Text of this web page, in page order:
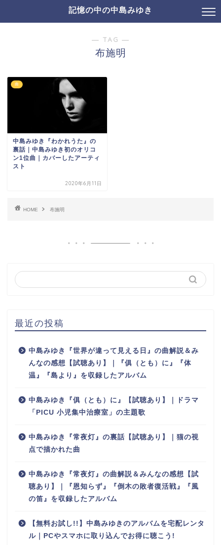
記憶の中の中島みゆき
― TAG ―
布施明
曲
中島みゆき『わかれうた』の
裏話｜中島みゆき初のオリコ
ン1位曲｜カバーしたアーティ
スト
2020年6月11日
HOME 布施明
最近の投稿
中島みゆき『世界が違って見える日』の曲解説＆み
んなの感想【試聴あり】｜『俱（とも）に』『体
温』『島より』を収録したアルバム
中島みゆき『俱（とも）に』【試聴あり】｜ドラマ
「PICU 小児集中治療室」の主題歌
中島みゆき『常夜灯』の裏話【試聴あり】｜猫の視
点で描かれた曲
中島みゆき『常夜灯』の曲解説＆みんなの感想【試
聴あり】｜『恩知らず』『倒木の敗者復活戦』『風
の笛』を収録したアルバム
【無料お試し!!】中島みゆきのアルバムを宅配レンタ
ル｜PCやスマホに取り込んでお得に聴こう!